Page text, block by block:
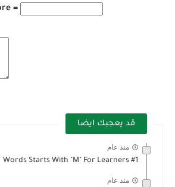
=
قد يعجبك ايضا
منذ عام
Words Starts With "M" For Learners #1
منذ عام